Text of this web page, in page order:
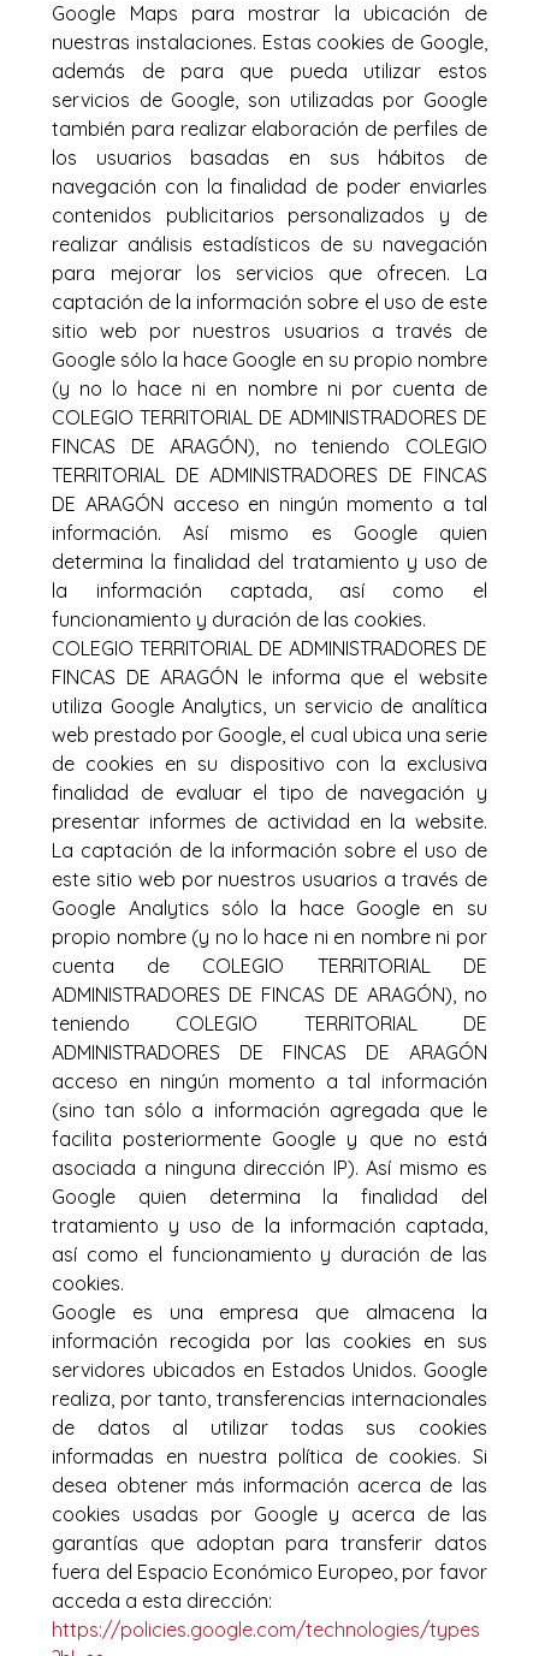
Google Maps para mostrar la ubicación de
nuestras instalaciones. Estas cookies de Google,
además de para que pueda utilizar estos
servicios de Google, son utilizadas por Google
también para realizar elaboración de perfiles de
los usuarios basadas en sus hábitos de
navegación con la finalidad de poder enviarles
contenidos publicitarios personalizados y de
realizar análisis estadísticos de su navegación
para mejorar los servicios que ofrecen. La
captación de la información sobre el uso de este
sitio web por nuestros usuarios a través de
Google sólo la hace Google en su propio nombre
(y no lo hace ni en nombre ni por cuenta de
COLEGIO TERRITORIAL DE ADMINISTRADORES DE
FINCAS DE ARAGÓN), no teniendo COLEGIO
TERRITORIAL DE ADMINISTRADORES DE FINCAS
DE ARAGÓN acceso en ningún momento a tal
información. Así mismo es Google quien
determina la finalidad del tratamiento y uso de
la información captada, así como el
funcionamiento y duración de las cookies.
COLEGIO TERRITORIAL DE ADMINISTRADORES DE
FINCAS DE ARAGÓN le informa que el website
utiliza Google Analytics, un servicio de analítica
web prestado por Google, el cual ubica una serie
de cookies en su dispositivo con la exclusiva
finalidad de evaluar el tipo de navegación y
presentar informes de actividad en la website.
La captación de la información sobre el uso de
este sitio web por nuestros usuarios a través de
Google Analytics sólo la hace Google en su
propio nombre (y no lo hace ni en nombre ni por
cuenta de COLEGIO TERRITORIAL DE
ADMINISTRADORES DE FINCAS DE ARAGÓN), no
teniendo COLEGIO TERRITORIAL DE
ADMINISTRADORES DE FINCAS DE ARAGÓN
acceso en ningún momento a tal información
(sino tan sólo a información agregada que le
facilita posteriormente Google y que no está
asociada a ninguna dirección IP). Así mismo es
Google quien determina la finalidad del
tratamiento y uso de la información captada,
así como el funcionamiento y duración de las
cookies.
Google es una empresa que almacena la
información recogida por las cookies en sus
servidores ubicados en Estados Unidos. Google
realiza, por tanto, transferencias internacionales
de datos al utilizar todas sus cookies
informadas en nuestra política de cookies. Si
desea obtener más información acerca de las
cookies usadas por Google y acerca de las
garantías que adoptan para transferir datos
fuera del Espacio Económico Europeo, por favor
acceda a esta dirección:
https://policies.google.com/technologies/types